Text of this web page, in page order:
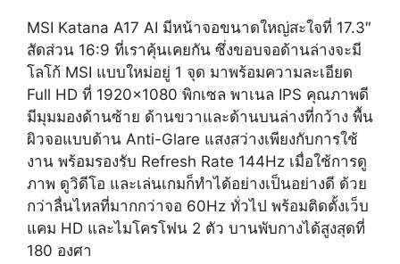
MSI Katana A17 AI มีหน้าจอขนาดใหญ่สะใจที่ 17.3″
สัดส่วน 16:9 ที่เราคุ้นเคยกัน ซึ่งขอบจอด้านล่างจะมี
โลโก้ MSI แบบใหม่อยู่ 1 จุด มาพร้อมความละเอียด
Full HD ที่ 1920×1080 พิกเซล พาเนล IPS คุณภาพดี
มีมุมมองด้านซ้าย ด้านขวาและด้านบนล่างที่กว้าง พื้น
ผิวจอแบบด้าน Anti-Glare แสงสว่างเพียงกับการใช้
งาน พร้อมรองรับ Refresh Rate 144Hz เมื่อใช้การดู
ภาพ ดูวิดีโอ และเล่นเกมก็ทำได้อย่างเป็นอย่างดี ด้วย
กว่าลื่นไหลที่มากกว่าจอ 60Hz ทั่วไป พร้อมติดตั้งเว็บ
แคม HD และไมโครโฟน 2 ตัว บานพับกางได้สูงสุดที่
180 องศา